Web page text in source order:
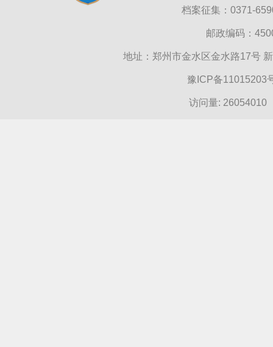
档案征集：0371-
邮政编码：
地址：郑州市金水区金水路17号
豫ICP备11015203
访问量: 26054010